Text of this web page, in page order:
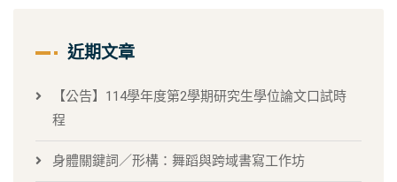
近期文章
【公告】114學年度第2學期研究生學位論文口試時
程
身體關鍵詞／形構：舞蹈與跨域書寫工作坊